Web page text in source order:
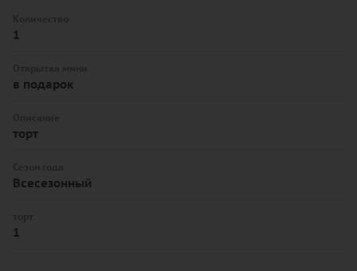
1
в подарок
торт
Всесезонный
1